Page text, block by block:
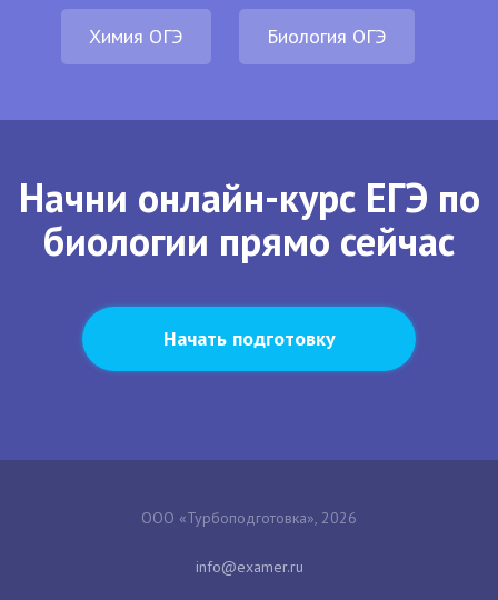
Химия ОГЭ Биология ОГЭ
Начни онлайн-курс ЕГЭ по
биологии прямо сейчас
Начать подготовку
ООО «Турбоподготовка», 2026